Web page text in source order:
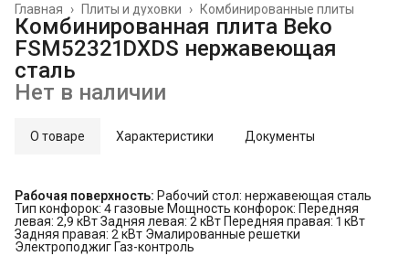
Комбинированные плиты
Плиты и духовки ›
Главная ›
Комбинированная плита Beko
FSM52321DXDS нержавеющая
сталь
Нет в наличии
О товаре Характеристики Документы
Рабочая поверхность: Рабочий стол: нержавеющая сталь
Тип конфорок: 4 газовые Мощность конфорок: Передняя
левая: 2,9 кВт Задняя левая: 2 кВт Передняя правая: 1 кВт
Задняя правая: 2 кВт Эмалированные решетки
Электроподжиг Газ-контроль